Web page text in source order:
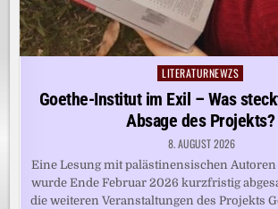
Posted
in
LITERATURNEWZS
Goethe-Institut im Exil – Was
Absage des Projekts?
8. AUGUST 2026
Eine Lesung mit palästinensischen
wurde Ende Februar 2026 kurzfristig
die weiteren Veranstaltungen des Projekts